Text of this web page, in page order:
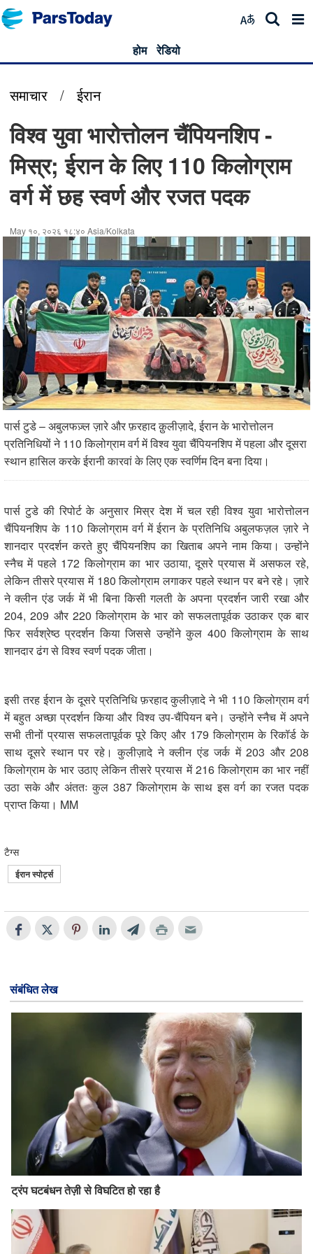
होम रेडियो
समाचार / ईरान
विश्व युवा भारोत्तोलन चैंपियनशिप -
मिस्र; ईरान के लिए 110 किलोग्राम
वर्ग में छह स्वर्ण और रजत पदक
May १०, २०२६ १८:४० Asia/Kolkata
पार्स टुडे – अबुलफज़्ल ज़ारे और फ़रहाद क़ुलीज़ादे, ईरान के भारोत्तोलन
प्रतिनिधियों ने 110 किलोग्राम वर्ग में विश्व युवा चैंपियनशिप में पहला और दूसरा
स्थान हासिल करके ईरानी कारवां के लिए एक स्वर्णिम दिन बना दिया।
पार्स टुडे की रिपोर्ट के अनुसार मिस्र देश में चल रही विश्व युवा भारोत्तोलन
चैंपियनशिप के 110 किलोग्राम वर्ग में ईरान के प्रतिनिधि अबुलफज़ल ज़ारे ने
शानदार प्रदर्शन करते हुए चैंपियनशिप का खिताब अपने नाम किया। उन्होंने
स्नैच में पहले 172 किलोग्राम का भार उठाया, दूसरे प्रयास में असफल रहे,
लेकिन तीसरे प्रयास में 180 किलोग्राम लगाकर पहले स्थान पर बने रहे। ज़ारे
ने क्लीन एंड जर्क में भी बिना किसी गलती के अपना प्रदर्शन जारी रखा और
204, 209 और 220 किलोग्राम के भार को सफलतापूर्वक उठाकर एक बार
फिर सर्वश्रेष्ठ प्रदर्शन किया जिससे उन्होंने कुल 400 किलोग्राम के साथ
शानदार ढंग से विश्व स्वर्ण पदक जीता।
इसी तरह ईरान के दूसरे प्रतिनिधि फ़रहाद कुलीज़ादे ने भी 110 किलोग्राम वर्ग
में बहुत अच्छा प्रदर्शन किया और विश्व उप-चैंपियन बने। उन्होंने स्नैच में अपने
सभी तीनों प्रयास सफलतापूर्वक पूरे किए और 179 किलोग्राम के रिकॉर्ड के
साथ दूसरे स्थान पर रहे। कुलीज़ादे ने क्लीन एंड जर्क में 203 और 208
किलोग्राम के भार उठाए लेकिन तीसरे प्रयास में 216 किलोग्राम का भार नहीं
उठा सके और अंततः कुल 387 किलोग्राम के साथ इस वर्ग का रजत पदक
प्राप्त किया। MM
टैग्स
ईरान स्पोर्ट्स
संबंधित लेख
ट्रंप घटबंधन तेज़ी से विघटित हो रहा है